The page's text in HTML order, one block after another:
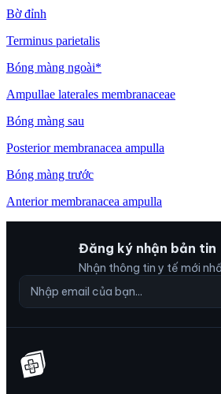
Bờ đỉnh
Terminus parietalis
Bóng màng ngoài*
Ampullae laterales membranaceae
Bóng màng sau
Posterior membranacea ampulla
Bóng màng trước
Anterior membranacea ampulla
Đăng ký nhận bản tin
Nhận thông tin y tế mới